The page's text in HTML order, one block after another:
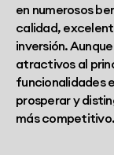
en numerosos
calidad,
inversión.
atractivos al
funcionalidades
prosperar y
más competitivo.